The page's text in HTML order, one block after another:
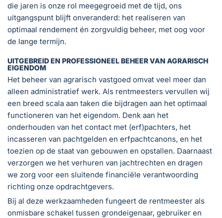
die jaren is onze rol meegegroeid met de tijd, ons
uitgangspunt blijft onveranderd: het realiseren van
optimaal rendement én zorgvuldig beheer, met oog voor
de lange termijn.
UITGEBREID EN PROFESSIONEEL BEHEER VAN AGRARISCH
EIGENDOM
Het beheer van agrarisch vastgoed omvat veel meer dan
alleen administratief werk. Als rentmeesters vervullen wij
een breed scala aan taken die bijdragen aan het optimaal
functioneren van het eigendom. Denk aan het
onderhouden van het contact met (erf)pachters, het
incasseren van pachtgelden en erfpachtcanons, en het
toezien op de staat van gebouwen en opstallen. Daarnaast
verzorgen we het verhuren van jachtrechten en dragen
we zorg voor een sluitende financiële verantwoording
richting onze opdrachtgevers.
Bij al deze werkzaamheden fungeert de rentmeester als
onmisbare schakel tussen grondeigenaar, gebruiker en